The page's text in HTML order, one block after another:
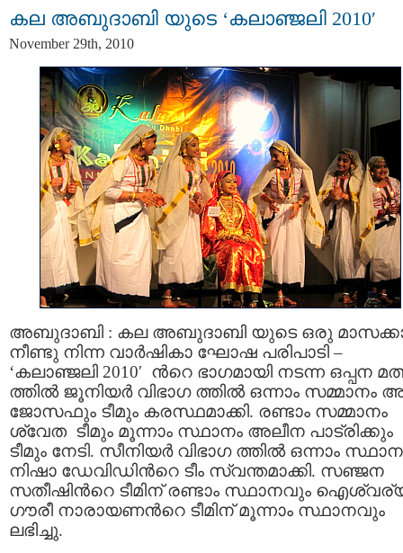
കല അബുദാബി യുടെ ‘കലാഞ്ജലി 2010′
November 29th, 2010
അബുദാബി : കല അബുദാബി യുടെ ഒരു
നീണ്ടു നിന്ന വാര്‍ഷികാ ഘോഷ പരിപാടി –
‘കലാഞ്ജലി 2010′ ന്‍റെ ഭാഗമായി നടന്ന ഒപ്പന
ത്തില്‍ ജൂനിയര്‍ വിഭാഗ ത്തില്‍ ഒന്നാം സമ്മാനം
ജോസഫും ടീമും കരസ്ഥമാക്കി. രണ്ടാം സമ്മാനം
ശ്വേത ടീമും മൂന്നാം സ്ഥാനം അലീന പാട്രിക്കും
ടീമും നേടി. സീനിയര്‍ വിഭാഗ ത്തില്‍ ഒന്നാം
നിഷാ ഡേവിഡിന്‍റെ ടീം സ്വന്തമാക്കി. സഞ്ജന
സതീഷിന്‍റെ ടീമിന് രണ്ടാം സ്ഥാനവും
ഗൗരീ നാരായണന്‍റെ ടീമിന് മൂന്നാം സ്ഥാനവും
ലഭിച്ചു.